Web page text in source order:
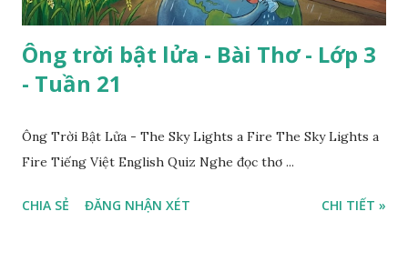
Ông trời bật lửa - Bài Thơ - Lớp 3
- Tuần 21
Ông Trời Bật Lửa - The Sky Lights a Fire The Sky Lights a
Fire Tiếng Việt English Quiz Nghe đọc thơ ...
CHIA SẺ ĐĂNG NHẬN XÉT CHI TIẾT »